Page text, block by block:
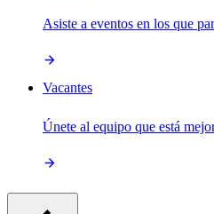
Asiste a eventos en los que
Vacantes
Únete al equipo que está